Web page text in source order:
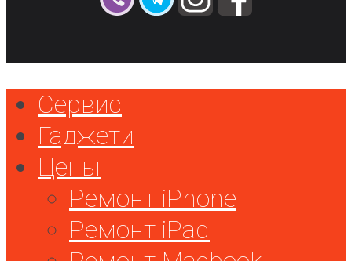
Сервис
Гаджети
Цены
Ремонт iPhone
Ремонт iPad